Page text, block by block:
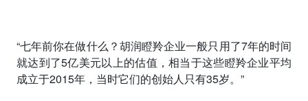
“七年前你在做什么？胡润瞪羚企业一般只用了7年的时间
就达到了5亿美元以上的估值，相当于这些瞪羚企业平均
成立于2015年，当时它们的创始人只有35岁。 ”